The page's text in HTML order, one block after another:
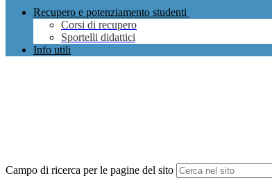
Recupero e potenziamento studenti
Corsi di recupero
Sportelli didattici
Info utili
Campo di ricerca per le pagine del sito